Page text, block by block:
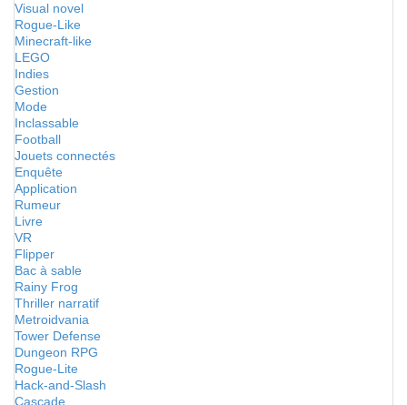
Visual novel
Rogue-Like
Minecraft-like
LEGO
Indies
Gestion
Mode
Inclassable
Football
Jouets connectés
Enquête
Application
Rumeur
Livre
VR
Flipper
Bac à sable
Rainy Frog
Thriller narratif
Metroidvania
Tower Defense
Dungeon RPG
Rogue-Lite
Hack-and-Slash
Cascade